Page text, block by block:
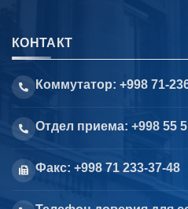
КОНТАКТ
Коммутатор: +998 71-
Отдел приема: +998 55
Факс: +998 71 233-37-48